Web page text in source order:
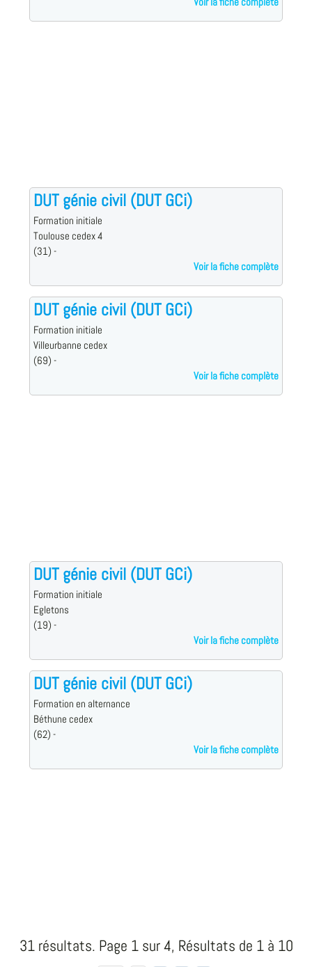
DUT génie civil (DUT GCi)
Formation initiale
Toulouse cedex 4
(31) -
Voir la fiche complète
DUT génie civil (DUT GCi)
Formation initiale
Villeurbanne cedex
(69) -
Voir la fiche complète
DUT génie civil (DUT GCi)
Formation initiale
Egletons
(19) -
Voir la fiche complète
DUT génie civil (DUT GCi)
Formation en alternance
Béthune cedex
(62) -
Voir la fiche complète
31 résultats. Page 1 sur 4, Résultats de 1 à 10